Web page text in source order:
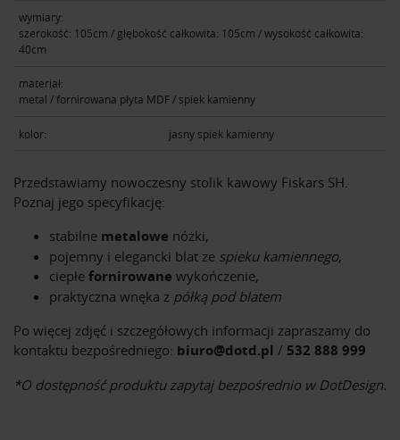
wymiary:
szerokość: 105cm / głębokość całkowita: 105cm / wysokość całkowita:
40cm
materiał:
metal / fornirowana płyta MDF / spiek kamienny
kolor: jasny spiek kamienny
Przedstawiamy nowoczesny stolik kawowy Fiskars SH.
Poznaj jego specyfikację:
stabilne metalowe nóżki,
pojemny i elegancki blat ze spieku kamiennego,
ciepłe fornirowane wykończenie,
praktyczna wnęka z półką pod blatem
Po więcej zdjęć i szczegółowych informacji zapraszamy do
kontaktu bezpośredniego: biuro@dotd.pl / 532 888 999
*O dostępność produktu zapytaj bezpośrednio w DotDesign.